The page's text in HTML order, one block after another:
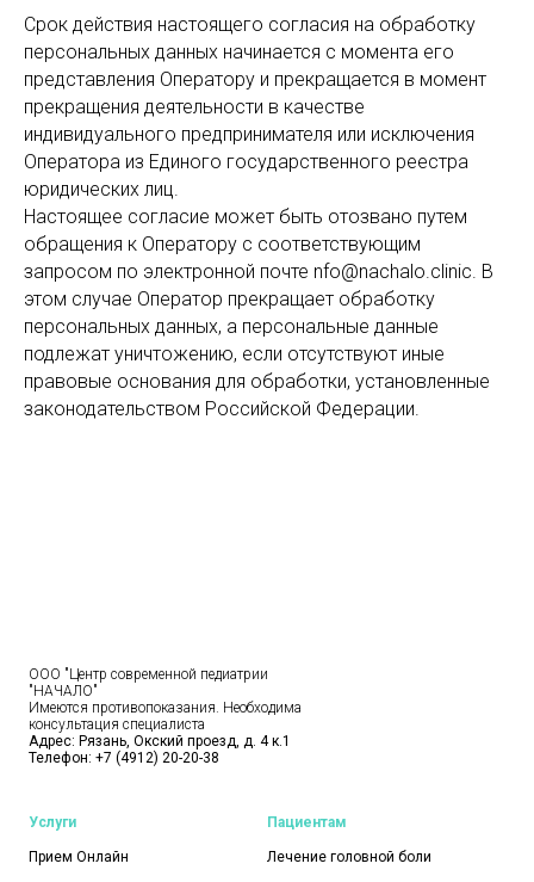
Срок действия настоящего согласия на обработку
персональных данных начинается с момента его
представления Оператору и прекращается в момент
прекращения деятельности в качестве
индивидуального предпринимателя или исключения
Оператора из Единого государственного реестра
юридических лиц.
Настоящее согласие может быть отозвано путем
обращения к Оператору с соответствующим
запросом по электронной почте nfo@nachalo.clinic. В
этом случае Оператор прекращает обработку
персональных данных, а персональные данные
подлежат уничтожению, если отсутствуют иные
правовые основания для обработки, установленные
законодательством Российской Федерации.
ООО "Центр современной педиатрии
"НАЧАЛО"
Имеются противопоказания. Необходима
консультация специалиста
Адрес: Рязань, Окский проезд, д. 4 к.1
Телефон: +7 (4912) 20-20-38
Услуги
Прием Онлайн
Пациентам
Лечение головной боли